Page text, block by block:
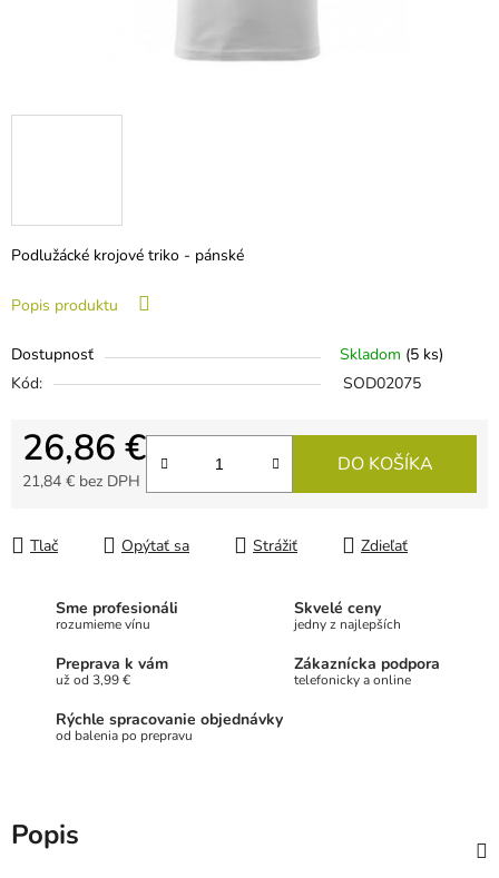
Podlužácké krojové triko - pánské
Popis produktu
Dostupnosť Skladom (5 ks)
Kód:
SOD02075
26,86 €
21,84 € bez DPH
DO KOŠÍKA
Tlač Opýtať sa Strážiť Zdieľať
Sme profesionáli
rozumieme vínu
Skvelé ceny
jedny z najlepších
Preprava k vám
už od 3,99 €
Zákaznícka podpora
telefonicky a online
Rýchle spracovanie objednávky
od balenia po prepravu
Popis